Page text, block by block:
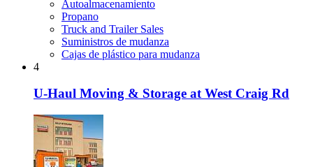
Autoalmacenamiento
Propano
Truck and Trailer Sales
Suministros de mudanza
Cajas de plástico para mudanza
4
U-Haul Moving & Storage at West Craig Rd